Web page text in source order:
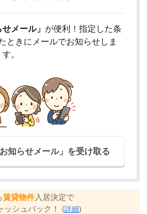
せメール」 が便利！指定した条
ときにメールでお知らせしま
す。
知らせメール」を受け取る
賃貸物件 入居決定で
ッシュバック！ (詳細)